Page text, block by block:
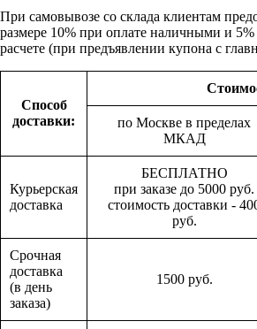
При самовывозе со склада клиентам
размере 10% при оплате наличными и
расчете (при предъявлении купона с
Способ
доставки:
по Москве в пределах
МКАД
Курьерская
доставка
БЕСПЛАТНО
при заказе до 5000 руб.
стоимость доставки -
руб.
Срочная
доставка
(в день
заказа)
1500 руб.